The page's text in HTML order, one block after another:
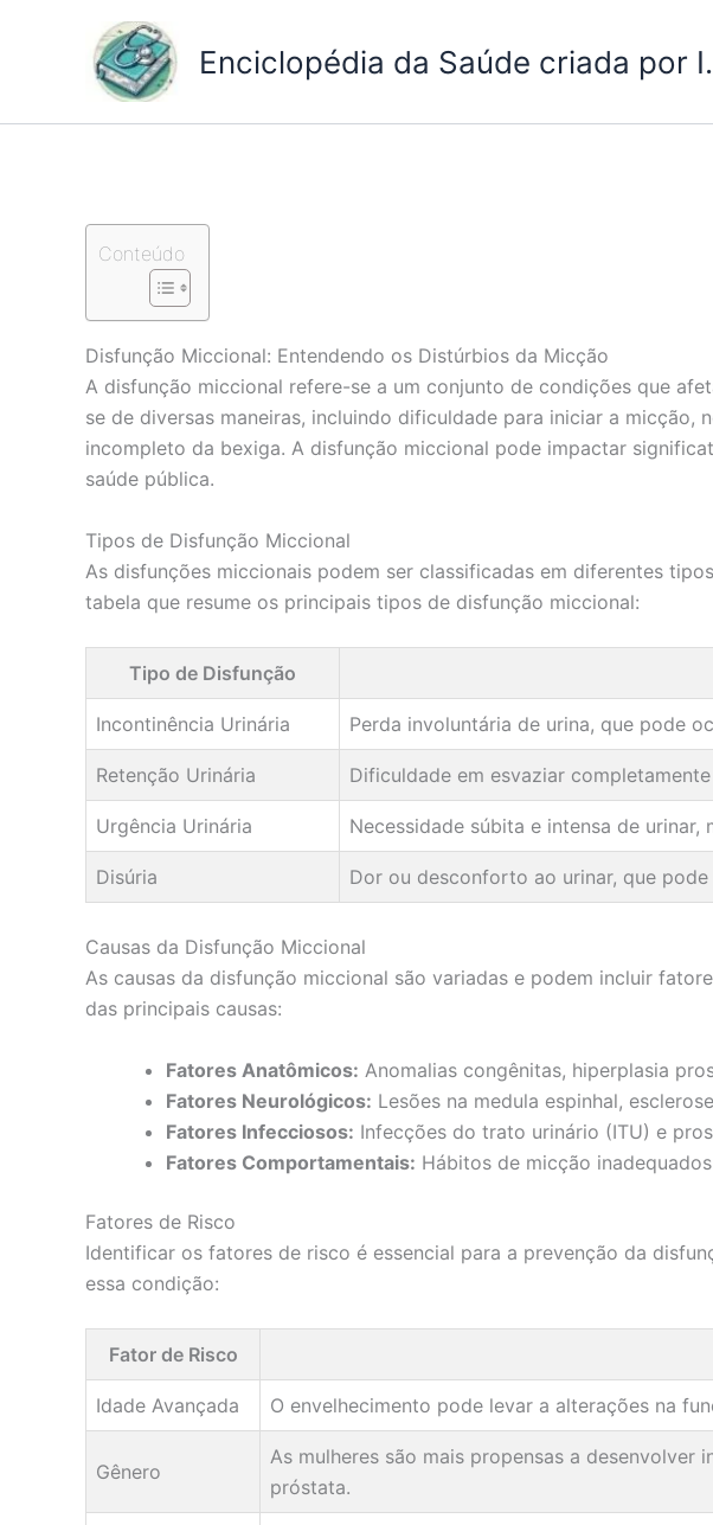
Enciclopédia da Saúde criada por
Conteúdo
Disfunção Miccional: Entendendo os Distúrbios da Micção
A disfunção miccional refere-se a um conjunto de condições que
se de diversas maneiras, incluindo dificuldade para iniciar a micção,
incompleto da bexiga. A disfunção miccional pode impactar
saúde pública.
Tipos de Disfunção Miccional
As disfunções miccionais podem ser classificadas em diferentes
tabela que resume os principais tipos de disfunção miccional:
Tipo de Disfunção
Incontinência Urinária Perda involuntária de urina, que pode
Retenção Urinária Dificuldade em esvaziar
Urgência Urinária Necessidade súbita e intensa de
Disúria Dor ou desconforto ao urinar, que
Causas da Disfunção Miccional
As causas da disfunção miccional são variadas e podem incluir
das principais causas:
Fatores Anatômicos: Anomalias congênitas, hiperplasia
Fatores Neurológicos: Lesões na medula espinhal,
Fatores Infecciosos: Infecções do trato urinário (ITU) e
Fatores Comportamentais: Hábitos de micção
Fatores de Risco
Identificar os fatores de risco é essencial para a prevenção da
essa condição:
Fator de Risco
Idade Avançada O envelhecimento pode levar a alterações na
Gênero
As mulheres são mais propensas a desenvolver
próstata.